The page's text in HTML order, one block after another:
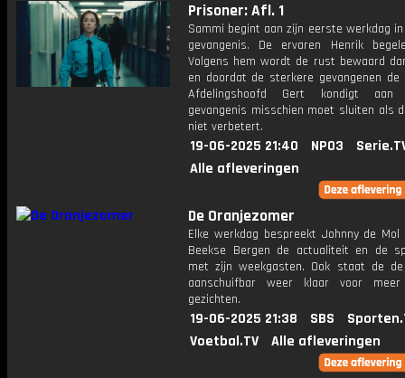
Prisoner: Afl. 1
Sammi begint aan zijn eerste werkdag
gevangenis. De ervaren Henrik
Volgens hem wordt de rust bewaard
en doordat de sterkere gevangenen de
Afdelingshoofd Gert kondigt
gevangenis misschien moet sluiten als
niet verbetert.
19-06-2025 21:40 NPO3
Alle afleveringen
De Oranjezomer
Elke werkdag bespreekt Johnny de
Beekse Bergen de actualiteit en de
met zijn weekgasten. Ook staat de de
aanschuifbar weer klaar voor meer
gezichten.
19-06-2025 21:38 SBS
Voetbal.TV
Alle afleveringen